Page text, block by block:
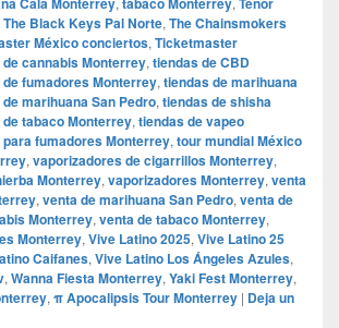
The Black Keys Pal Norte, The Chainsmokers
México conciertos, Ticketmaster
cannabis Monterrey, tiendas de CBD
fumadores Monterrey, tiendas de marihuana
marihuana San Pedro, tiendas de shisha
tabaco Monterrey, tiendas de vapeo
fumadores Monterrey, tour mundial México
, vaporizadores de cigarrillos Monterrey,
Monterrey, vaporizadores Monterrey, venta
, venta de marihuana San Pedro, venta de
Monterrey, venta de tabaco Monterrey,
Monterrey, Vive Latino 2025, Vive Latino 25
Caifanes, Vive Latino Los Ángeles Azules,
, Wanna Fiesta Monterrey, Yaki Fest Monterrey,
, π Apocalipsis Tour Monterrey | Deja un